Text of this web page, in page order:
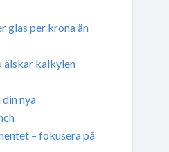
glas per krona än
älskar kalkylen
nya
– fokusera på